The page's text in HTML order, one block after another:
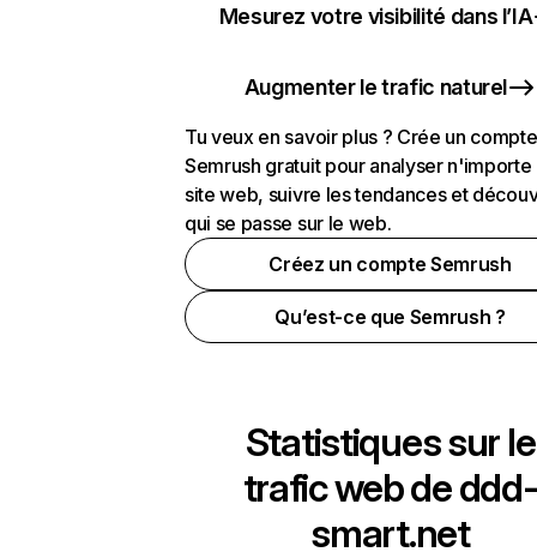
Mesurez votre visibilité dans l’IA
Augmenter le trafic naturel
Tu veux en savoir plus ? Crée un compte
Semrush gratuit pour analyser n'importe
site web, suivre les tendances et
qui se passe sur le web.
Créez un compte Semrush
Qu’est-ce que Semrush ?
Statistiques sur le
trafic web deddd-
smart.net